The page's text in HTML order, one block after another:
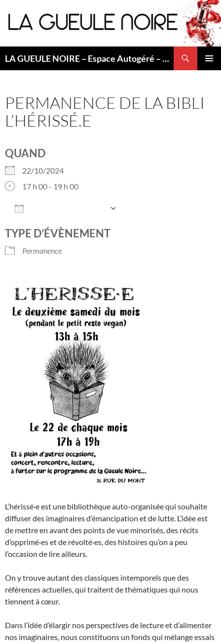
au
contenu
LA GUEULE NOIRE – Espace Autogéré – Saint Etienne
PERMANENCE DE LA BIBLI
L’HÉRISSÉ.E
QUAND
22/10/2024
17 h 00 - 19 h 00
TYPE D’ÉVÈNEMENT
Permanence
L’hérissé·e est une bibliothèque auto-organisée qui souhaite
diffuser des imaginaires d’émancipation et de lutte. L’idée est
de mettre en avant des points de vue minorisés, des récits
d’opprimé·es et de révolté·es, des histoires qu’on a peu
l’occasion de lire ailleurs.
On y trouve autant des classiques intemporels que des
références actuelles, qui traitent de thématiques qui nous
tiennent à cœur.
Dans l’idée d’élargir nos perspectives de lecture et d’alimenter
nos imaginaires, nous constituons un fonds qui mélange essais